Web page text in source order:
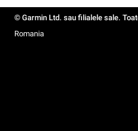
© Garmin Ltd. sau filialele sale.
Romania